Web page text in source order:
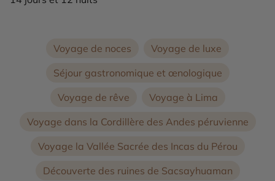
Voyage de noces
Voyage de luxe
Séjour gastronomique et œnologique
Voyage de rêve
Voyage à Lima
Voyage dans la Cordillère des Andes péruvienne
Voyage la Vallée Sacrée des Incas du Pérou
Découverte des ruines de Sacsayhuaman